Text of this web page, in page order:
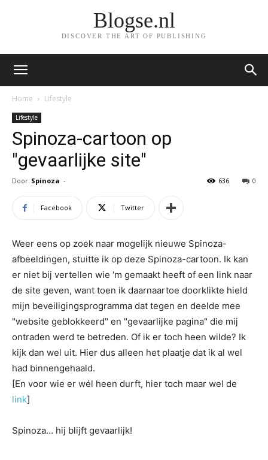
Blogse.nl
DISCOVER THE ART OF PUBLISHING
Home Lifestyle
Lifestyle
Spinoza-cartoon op
"gevaarlijke site"
Door Spinoza - 0
636
Facebook Twitter
Weer eens op zoek naar mogelijk nieuwe Spinoza-
afbeeldingen, stuitte ik op deze Spinoza-cartoon. Ik kan
er niet bij vertellen wie 'm gemaakt heeft of een link naar
de site geven, want toen ik daarnaartoe doorklikte hield
mijn beveiligingsprogramma dat tegen en deelde mee
"website geblokkeerd" en "gevaarlijke pagina" die mij
ontraden werd te betreden. Of ik er toch heen wilde? Ik
kijk dan wel uit. Hier dus alleen het plaatje dat ik al wel
had binnengehaald.
[En voor wie er wél heen durft, hier toch maar wel de
link]
Spinoza… hij blijft gevaarlijk!